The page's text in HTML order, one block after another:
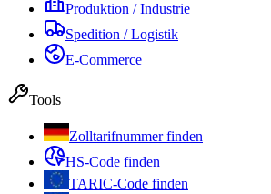
Produktion / Industrie
Spedition / Logistik
E-Commerce
Tools
Zolltarifnummer finden
HS-Code finden
TARIC-Code finden